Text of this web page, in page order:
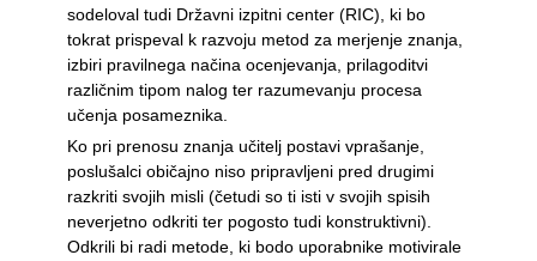
sodeloval tudi Državni izpitni center (RIC), ki bo
tokrat prispeval k razvoju metod za merjenje znanja,
izbiri pravilnega načina ocenjevanja, prilagoditvi
različnim tipom nalog ter razumevanju procesa
učenja posameznika.
Ko pri prenosu znanja učitelj postavi vprašanje,
poslušalci običajno niso pripravljeni pred drugimi
razkriti svojih misli (četudi so ti isti v svojih spisih
neverjetno odkriti ter pogosto tudi konstruktivni).
Odkrili bi radi metode, ki bodo uporabnike motivirale